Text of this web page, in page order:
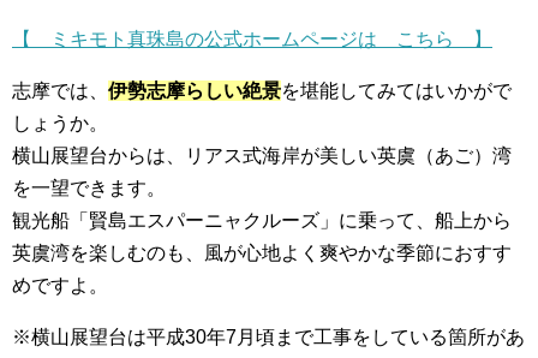
【 ミキモト真珠島の公式ホームページは こちら 】
志摩では、 伊勢志摩らしい絶景を堪能してみてはいかがで
しょうか。
横山展望台からは、リアス式海岸が美しい英虞（あご）湾
を一望できます。
観光船「賢島エスパーニャクルーズ」に乗って、船上から
英虞湾を楽しむのも、風が心地よく爽やかな季節におすす
めですよ。
※横山展望台は平成30年7月頃まで工事をしている箇所があ